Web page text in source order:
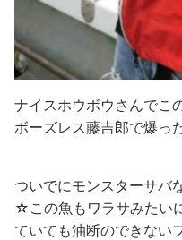
ナイスホウボウさんでこ
ボーズレス藤吉郎で爆っ
ついでにモンスターサバ
☆この魚もワラサみたい
ていても油断のできない